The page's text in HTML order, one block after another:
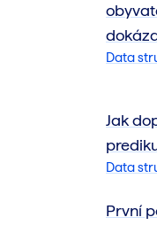
Data
Data
Jak
První